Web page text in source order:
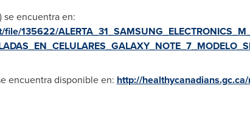
se encuentra en:
135622/
encuentra disponible en: http://